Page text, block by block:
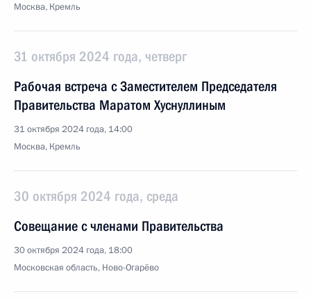
Москва, Кремль
31 октября 2024 года, четверг
Рабочая встреча с Заместителем Председателя
Правительства Маратом Хуснуллиным
31 октября 2024 года, 14:00
Москва, Кремль
30 октября 2024 года, среда
Совещание с членами Правительства
30 октября 2024 года, 18:00
Московская область, Ново-Огарёво